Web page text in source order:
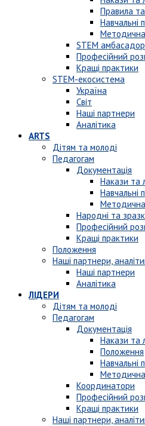
Правила
Навчальні
STEM
Професійний
Кращі практики
STEM-екосистема
Україна
Світ
Наші партнери
Аналітика
ARTS
Дітям та молоді
Педагогам
Документація
Накази та
Навчальні
Народні та
Професійний
Кращі практики
Положення
Наші партнери,
Наші партнери
Аналітика
ЛІДЕРИ
Дітям та молоді
Педагогам
Документація
Накази та
Положення
Навчальні
Координатори
Професійний
Кращі практики
Наші партнери,